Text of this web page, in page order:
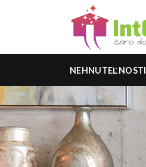
NEHNUTEĽNOSTI